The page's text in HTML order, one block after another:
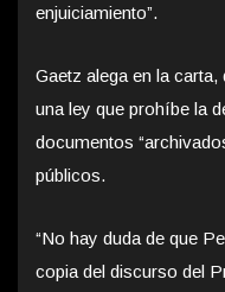
enjuiciamiento”.
Gaetz alega en la carta,
una ley que prohíbe la
documentos
públicos.
“No hay duda de que
copia del discurso del